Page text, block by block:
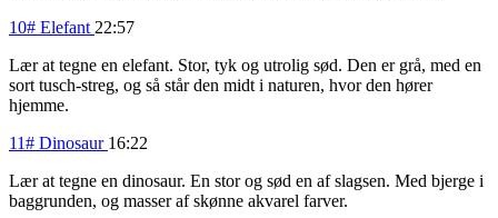
10# Elefant 22:57
Lær at tegne en elefant. Stor, tyk og utrolig sød. Den er grå, med en
sort tusch-streg, og så står den midt i naturen, hvor den hører
hjemme.
11# Dinosaur 16:22
Lær at tegne en dinosaur. En stor og sød en af slagsen. Med bjerge i
baggrunden, og masser af skønne akvarel farver.